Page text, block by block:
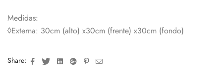
Medidas:
◊Externa: 30cm (alto) x30cm (frente) x30cm (fondo)
Share: FacebookTwitterLinkedinGoogle+Pinterest
Email